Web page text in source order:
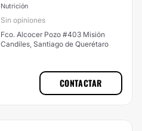
Nutrición
Sin opiniones
Fco. Alcocer Pozo #403 Misión
Candiles, Santiago de Querétaro
CONTACTAR